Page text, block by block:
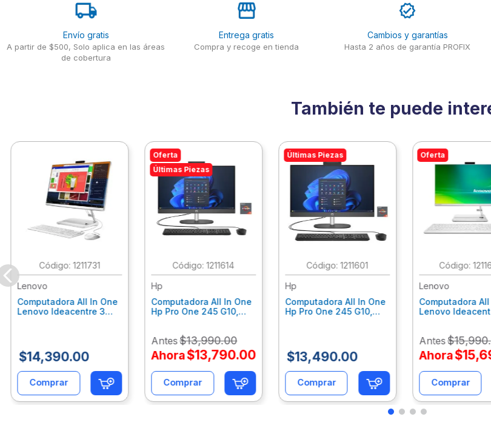
Envío gratis
A partir de $500, Solo aplica en las áreas
de cobertura
Entrega gratis
Compra y recoge en tienda
Cambios y garantías
Hasta 2 años de garantía PROFIX
También te puede
:1211731
Lenovo
Computadora All In One
Lenovo Ideacentre 3
F0G1014Ald
$14,390.00
Comprar
Oferta
Últimas Piezas
:1211614
Hp
Computadora All In One
Hp Pro One 245 G10,
Fhd, Win11Home
9P7K6La
Antes$13,990.00
Ahora$13,790.00
Comprar
Últimas Piezas
:1211601
Hp
Computadora All In One
Hp Pro One 245 G10,
9P7K5La
$13,490.00
Comprar
Oferta
:
Lenovo
Computadora
Lenovo
Fhd, Win11 Home
F0G1014Nld
Antes$15,990.
Ahora$15,
Comprar